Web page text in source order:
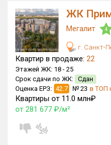
ЖК
Мегалит 4
г. Санкт-
Квартир в продаже: 22
Этажей ЖК: 18 - 25
Срок сдачи по ЖК: Сдан
Оценка ЕРЗ: 42.7 № 23 в ТОП
Квартиры от 11.0 млн₽
от 281 677 ₽/м²